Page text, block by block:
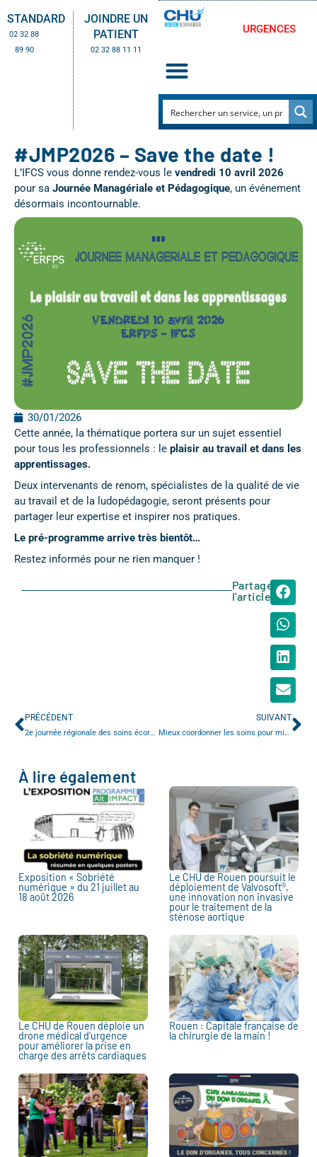
STANDARD
02 32 88
89 90
JOINDRE UN
PATIENT
02 32 88 11 11
URGENCES
#JMP2026 – Save the date !
L’IFCS vous donne rendez-vous le vendredi 10 avril 2026
pour sa Journée Managériale et Pédagogique, un événement
désormais incontournable.
30/01/2026
Cette année, la thématique portera sur un sujet essentiel
pour tous les professionnels : le plaisir au travail et dans les
apprentissages.
Deux intervenants de renom, spécialistes de la qualité de vie
au travail et de la ludopédagogie, seront présents pour
partager leur expertise et inspirer nos pratiques.
Le pré-programme arrive très bientôt…
Restez informés pour ne rien manquer !
Partager
l'article
PRÉCÉDENT
2e journée régionale des soins écoresponsables
SUIVANT
Mieux coordonner les soins pour mieux accompagner les patients insuffisants cardiaques
À lire également
Exposition « Sobriété
numérique » du 21 juillet au
18 août 2026
Le CHU de Rouen poursuit le
déploiement de Valvosoft®,
une innovation non invasive
pour le traitement de la
sténose aortique
Le CHU de Rouen déploie un
drone médical d’urgence
pour améliorer la prise en
charge des arrêts cardiaques
Rouen : Capitale française de
la chirurgie de la main !